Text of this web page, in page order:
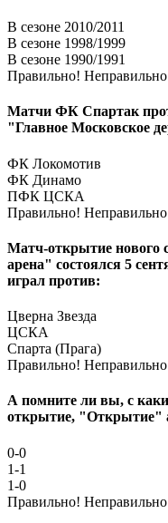
В сезоне 2010/2011
В сезоне 1998/1999
В сезоне 1990/1991
Правильно!
Матчи ФК Спартак
"Главное Московское
ФК Локомотив
ФК Динамо
ПФК ЦСКА
Правильно!
Матч-открытие нового
арена" состоялся 5
играл против:
Цверна Звезда
ЦСКА
Спарта (Прага)
Правильно!
А помните ли вы, с
открытие, "Открытие"
0-0
1-1
1-0
Правильно!